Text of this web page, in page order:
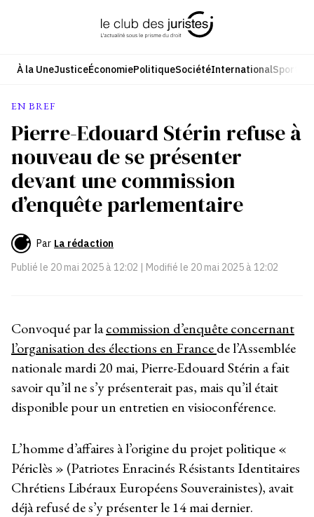
À la UneJusticeÉconomiePolitiqueSociétéInternationalSport
EN BREF
Pierre-Edouard Stérin refuse à
nouveau de se présenter
devant une commission
d’enquête parlementaire
Par La rédaction
Publié le 20 mai 2025 à 12:02 | Modifié le 20 mai 2025 à 12:02
Convoqué par lacommission d’enquête concernant
l’organisation des élections en Francede l’Assemblée
nationale mardi 20 mai, Pierre-Edouard Stérin a fait
savoir qu’il ne s’y présenterait pas, mais qu’il était
disponible pour un entretien en visioconférence.
L’homme d’affaires à l’origine du projet politique «
Périclès » (Patriotes Enracinés Résistants Identitaires
Chrétiens Libéraux Européens Souverainistes), avait
déjà refusé de s’y présenter le 14 mai dernier.